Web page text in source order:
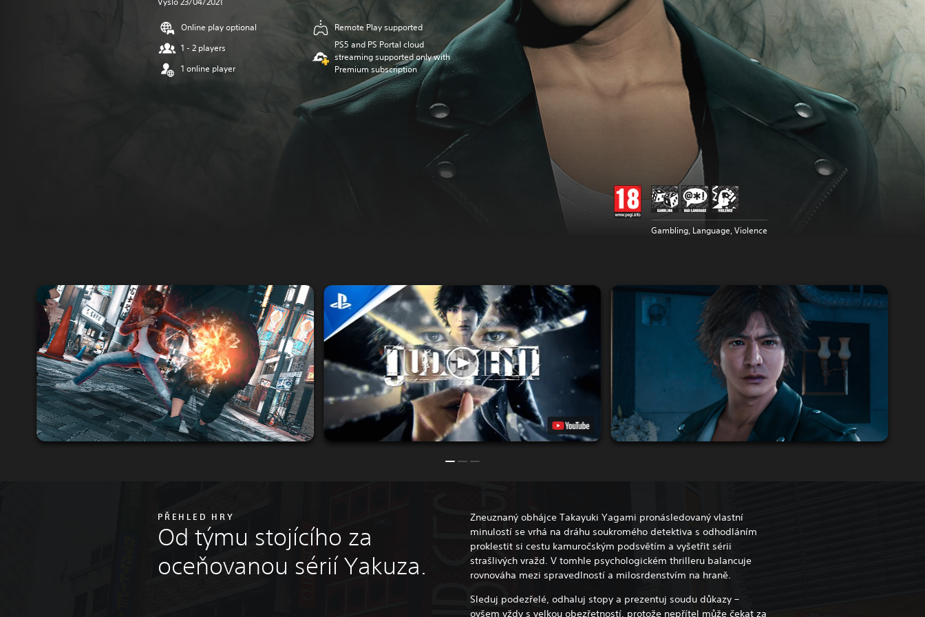
Online play optional
1 - 2 players
1 online player
Remote Play supported
PS5 and PS Portal cloud
streaming supported only with
Premium subscription
Gambling, Language, Violence
PŘEHLED HRY
Od týmu stojícího za
oceňovanou sérií Yakuza.
Zneuznaný obhájce Takayuki Yagami pronásledovaný vlastní
minulostí se vrhá na dráhu soukromého detektiva s odhodláním
proklestit si cestu kamuročským podsvětím a vyšetřit sérii
strašlivých vražd. V tomhle psychologickém thrilleru balancuje
rovnováha mezi spravedlností a milosrdenstvím na hraně.
Sleduj podezřelé, odhaluj stopy a prezentuj soudu důkazy –
ovšem vždy s velkou obezřetností, protože nepřítel může čekat za